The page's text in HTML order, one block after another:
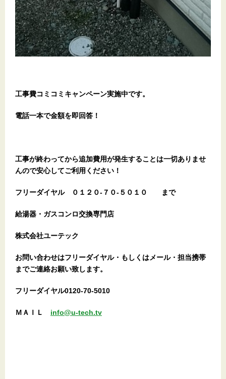
工事費コミコミキャンペーン実施中です。
電話一本で金額を即回答！
工事が終わってから追加費用が発生することは一切ありませ
んので安心してご利用ください！
フリーダイヤル ０１２０-７０-５０１０ まで
給湯器・ガスコンロ交換専門店
株式会社ユーテック
お問い合わせはフリーダイヤル・もしくはメール・担当携帯
までご連絡お願い致します。
フリーダイヤル0120-70-5010
ＭＡＩＬ info@u-tech.tv